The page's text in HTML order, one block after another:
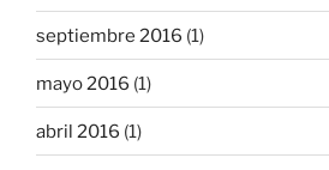
septiembre 2016 (1)
mayo 2016 (1)
abril 2016 (1)